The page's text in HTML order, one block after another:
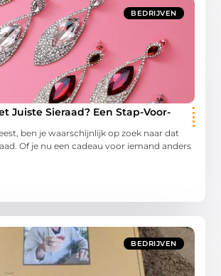
BEDRIJVEN
Juiste Sieraad? Een Stap-Voor-
ben je waarschijnlijk op zoek naar dat
Of je nu een cadeau voor iemand anders
BEDRIJVEN